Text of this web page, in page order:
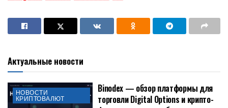
Актуальные новости
НОВОСТИ
КРИПТОВАЛЮТ
Binodex — обзор платформы для
торговли Digital Options и крипто-